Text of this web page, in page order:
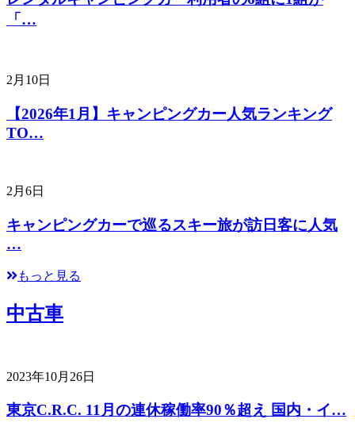
「…
2月10日
【2026年1月】キャンピングカー人気ランキング
TO…
2月6日
キャンピングカーで巡るスキー旅が訪日客に人気
…
もっと見る
中古車
2023年10月26日
東京C.R.C. 11月の連休稼働率90％超え 国内・イ…